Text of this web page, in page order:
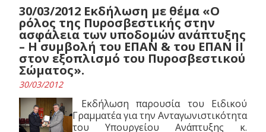
30/03/2012 Εκδήλωση με θέμα «Ο
ρόλος της Πυροσβεστικής στην
ασφάλεια των υποδομών ανάπτυξης
– Η συμβολή του ΕΠΑΝ & του ΕΠΑΝ ΙΙ
στον εξοπλισμό του Πυροσβεστικού
Σώματος».
30/03/2012
Εκδήλωση παρουσία του Ειδικού
Γραμματέα για την Ανταγωνιστικότητα
του Υπουργείου Ανάπτυξης κ.